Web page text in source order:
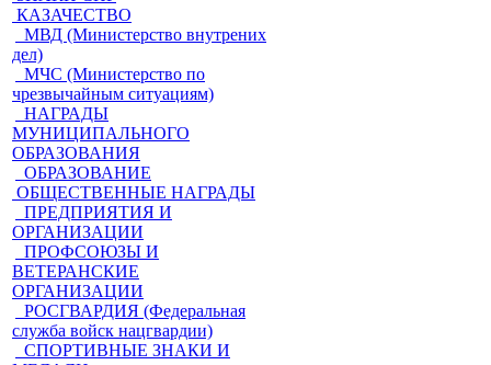
КАЗАЧЕСТВО
МВД (Министерство внутрених
дел)
МЧС (Министерство по
чрезвычайным ситуациям)
НАГРАДЫ
МУНИЦИПАЛЬНОГО
ОБРАЗОВАНИЯ
ОБРАЗОВАНИЕ
ОБЩЕСТВЕННЫЕ НАГРАДЫ
ПРЕДПРИЯТИЯ И
ОРГАНИЗАЦИИ
ПРОФСОЮЗЫ И
ВЕТЕРАНСКИЕ
ОРГАНИЗАЦИИ
РОСГВАРДИЯ (Федеральная
служба войск нацгвардии)
СПОРТИВНЫЕ ЗНАКИ И